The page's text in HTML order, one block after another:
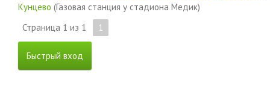
Кунцево (Газовая станция у стадиона Медик)
Страница 1 из 1 1